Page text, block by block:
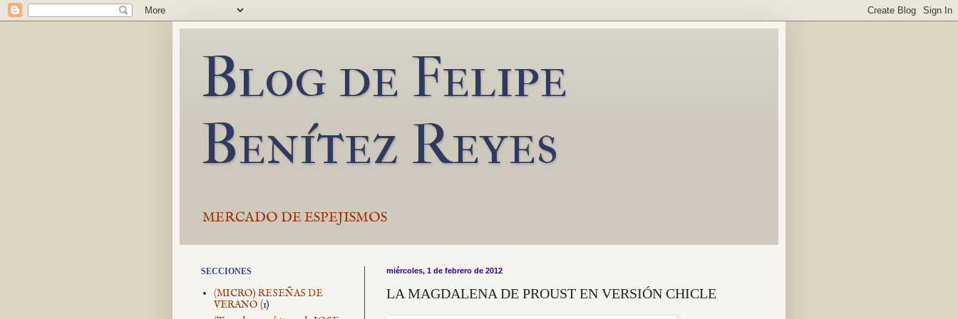
Blog de Felipe
Benítez Reyes
MERCADO DE ESPEJISMOS
miércoles, 1 de febrero de 2012
LA MAGDALENA DE PROUST EN VERSIÓN CHICLE
SECCIONES
(MICRO) RESEÑAS DE
VERANO (1)